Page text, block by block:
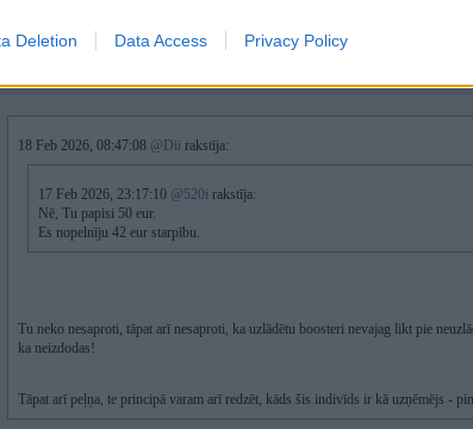
Deletion Data Access Privacy Policy
18 Feb 2026, 08:47:08 @Dii rakstīja:
17 Feb 2026, 23:17:10 @520i rakstīja:
Nē, Tu papisi 50 eur.
Es nopelnīju 42 eur starpību.
Tu neko nesaproti, tāpat arī nesaproti, ka uzlādētu boosteri nevajag likt pie
ka neizdodas!
Tāpat arī peļņa, te principā varam arī redzēt, kāds šis indivīds ir kā uzņēmējs -